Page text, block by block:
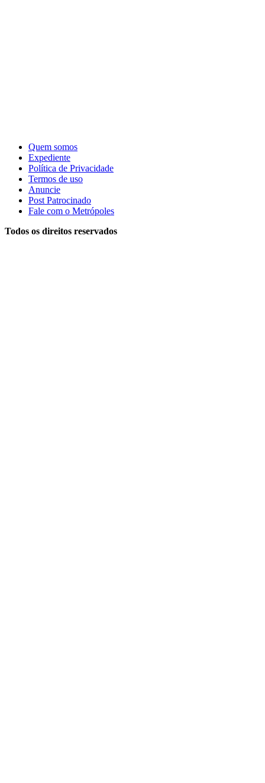
Quem somos
Expediente
Política de Privacidade
Termos de uso
Anuncie
Post Patrocinado
Fale com o Metrópoles
Todos os direitos reservados